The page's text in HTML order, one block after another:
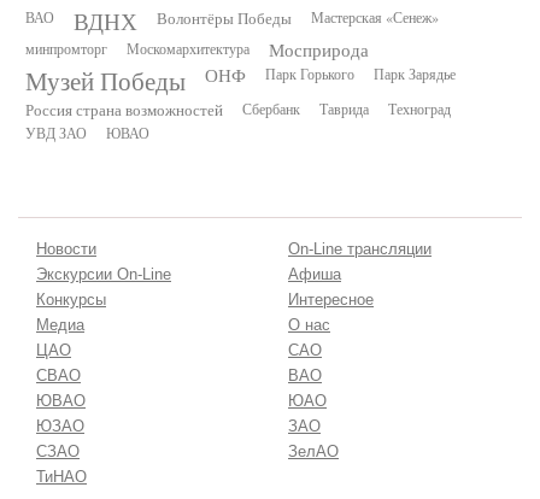
ВАО ВДНХ Волонтёры Победы
Мастерская «Сенеж»
минпромторг
Москомархитектура Мосприрода
Музей Победы ОНФ Парк Горького Парк Зарядье
Россия страна возможностей Сбербанк Таврида
Техноград
УВД ЗАО
ЮВАО
Новости
On-Line трансляции
Экскурсии On-Line
Афиша
Конкурсы
Интересное
Медиа
О нас
ЦАО
САО
СВАО
ВАО
ЮВАО
ЮАО
ЮЗАО
ЗАО
СЗАО
ЗелАО
ТиНАО